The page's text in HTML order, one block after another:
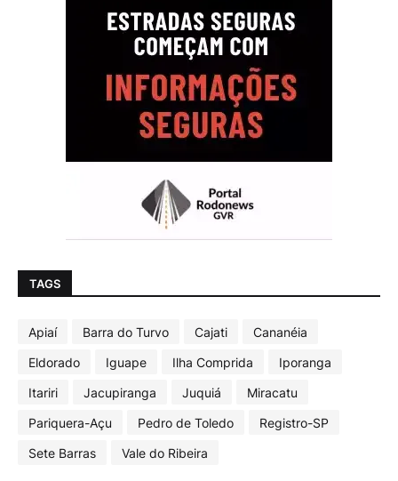
TAGS
Apiaí Barra do Turvo Cajati
Cananéia
Eldorado
Iguape Ilha Comprida
Iporanga
Itariri
Jacupiranga Juquiá
Miracatu
Pariquera-Açu
Pedro de Toledo
Registro-SP
Sete Barras
Vale do Ribeira